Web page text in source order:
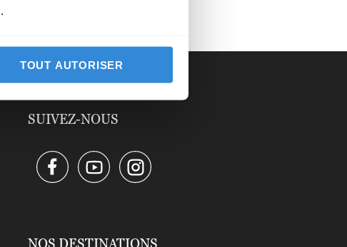
TOUT AUTORISER
SUIVEZ-NOUS
NOS DESTINATIONS